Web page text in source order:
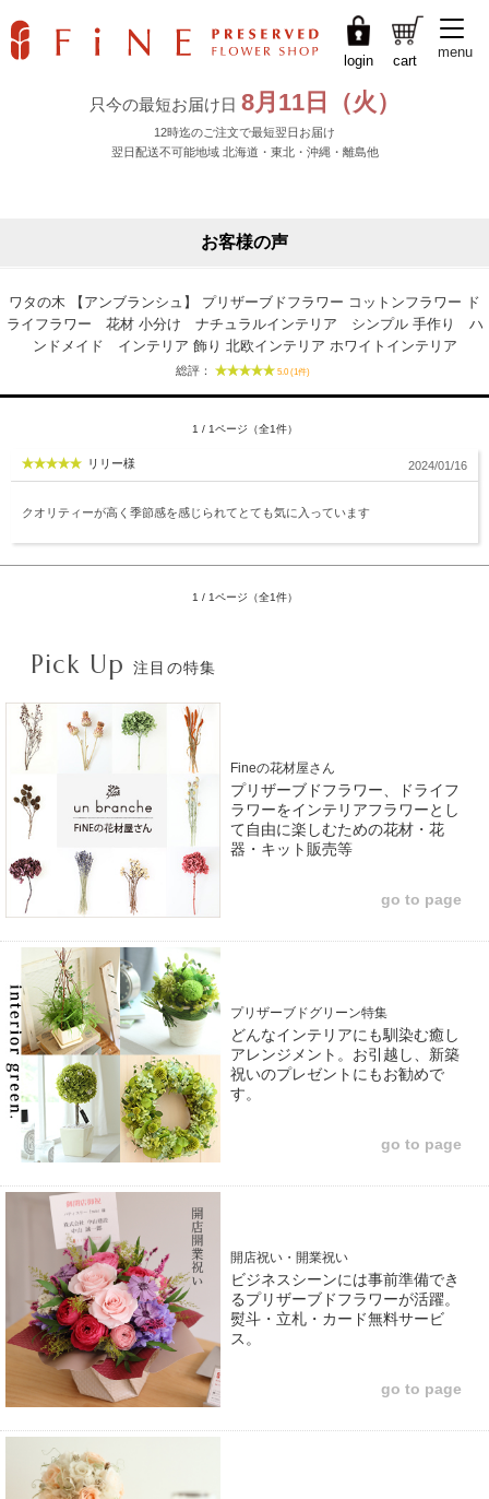
login cart
menu
お客様の声
ワタの木 【アンブランシュ】 プリザーブドフラワー コットンフラワー ド
ライフラワー 花材 小分け ナチュラルインテリア シンプル 手作り ハ
ンドメイド インテリア 飾り 北欧インテリア ホワイトインテリア
総評： 5.0 (1件)
1 / 1ページ（全1件）
リリー様 2024/01/16
クオリティーが高く季節感を感じられてとても気に入っています
1 / 1ページ（全1件）